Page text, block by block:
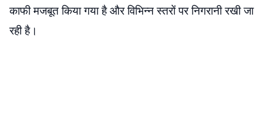
काफी मजबूत किया गया है और विभिन्न स्तरों पर निगरानी रखी जा
रही है।